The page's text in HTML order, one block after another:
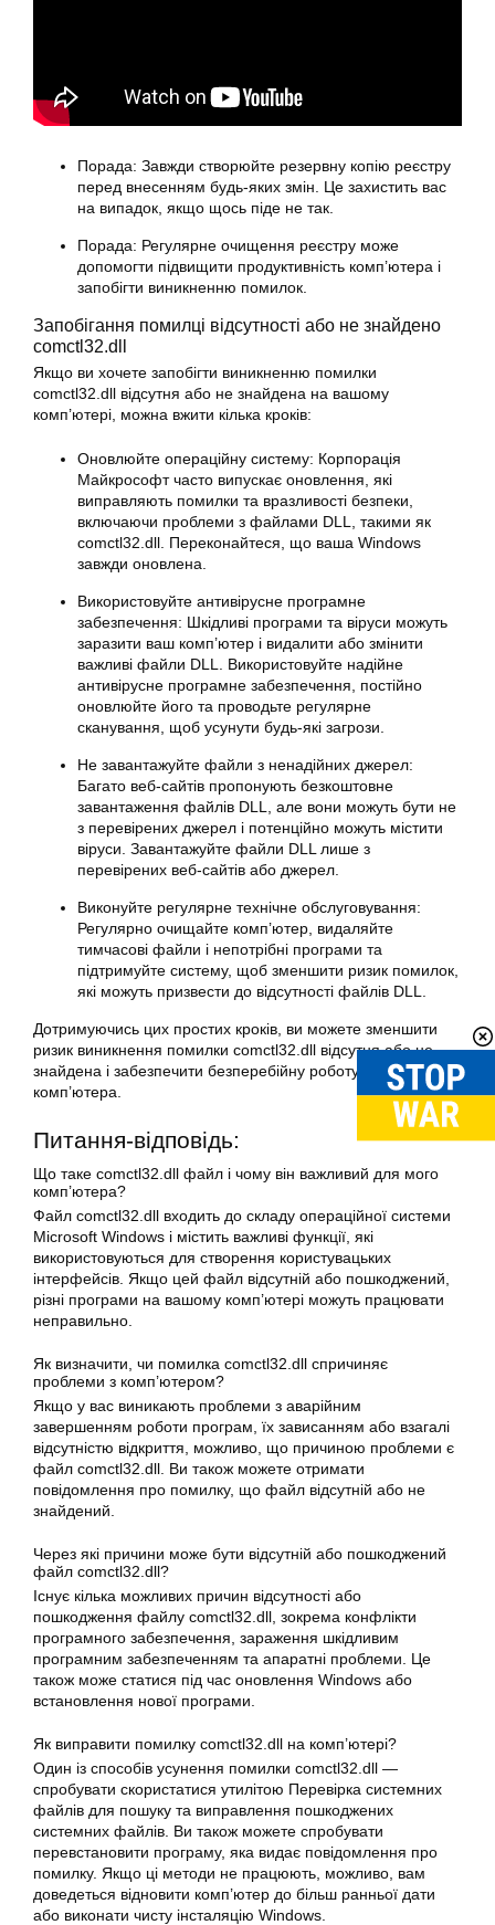
Порада: Завжди створюйте резервну копію реєстру
перед внесенням будь-яких змін. Це захистить вас
на випадок, якщо щось піде не так.
Порада: Регулярне очищення реєстру може
допомогти підвищити продуктивність комп’ютера і
запобігти виникненню помилок.
Запобігання помилці відсутності або не знайдено
comctl32.dll
Якщо ви хочете запобігти виникненню помилки
comctl32.dll відсутня або не знайдена на вашому
комп’ютері, можна вжити кілька кроків:
Оновлюйте операційну систему: Корпорація
Майкрософт часто випускає оновлення, які
виправляють помилки та вразливості безпеки,
включаючи проблеми з файлами DLL, такими як
comctl32.dll. Переконайтеся, що ваша Windows
завжди оновлена.
Використовуйте антивірусне програмне
забезпечення: Шкідливі програми та віруси можуть
заразити ваш комп’ютер і видалити або змінити
важливі файли DLL. Використовуйте надійне
антивірусне програмне забезпечення, постійно
оновлюйте його та проводьте регулярне
сканування, щоб усунути будь-які загрози.
Не завантажуйте файли з ненадійних джерел:
Багато веб-сайтів пропонують безкоштовне
завантаження файлів DLL, але вони можуть бути не
з перевірених джерел і потенційно можуть містити
віруси. Завантажуйте файли DLL лише з
перевірених веб-сайтів або джерел.
Виконуйте регулярне технічне обслуговування:
Регулярно очищайте комп’ютер, видаляйте
тимчасові файли і непотрібні програми та
підтримуйте систему, щоб зменшити ризик помилок,
які можуть призвести до відсутності файлів DLL.
Дотримуючись цих простих кроків, ви можете зменшити
ризик виникнення помилки comctl32.dll відсутня або не
знайдена і забезпечити безперебійну роботу вашого
комп’ютера.
Питання-відповідь:
Що таке comctl32.dll файл і чому він важливий для мого
комп’ютера?
Файл comctl32.dll входить до складу операційної системи
Microsoft Windows і містить важливі функції, які
використовуються для створення користувацьких
інтерфейсів. Якщо цей файл відсутній або пошкоджений,
різні програми на вашому комп’ютері можуть працювати
неправильно.
Як визначити, чи помилка comctl32.dll спричиняє
проблеми з комп’ютером?
Якщо у вас виникають проблеми з аварійним
завершенням роботи програм, їх зависанням або взагалі
відсутністю відкриття, можливо, що причиною проблеми є
файл comctl32.dll. Ви також можете отримати
повідомлення про помилку, що файл відсутній або не
знайдений.
Через які причини може бути відсутній або пошкоджений
файл comctl32.dll?
Існує кілька можливих причин відсутності або
пошкодження файлу comctl32.dll, зокрема конфлікти
програмного забезпечення, зараження шкідливим
програмним забезпеченням та апаратні проблеми. Це
також може статися під час оновлення Windows або
встановлення нової програми.
Як виправити помилку comctl32.dll на комп’ютері?
Один із способів усунення помилки comctl32.dll —
спробувати скористатися утилітою Перевірка системних
файлів для пошуку та виправлення пошкоджених
системних файлів. Ви також можете спробувати
перевстановити програму, яка видає повідомлення про
помилку. Якщо ці методи не працюють, можливо, вам
доведеться відновити комп’ютер до більш ранньої дати
або виконати чисту інсталяцію Windows.